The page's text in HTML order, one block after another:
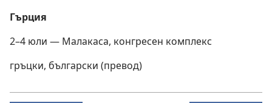
Гърция
2–4 юли — Малакаса, конгресен комплекс
гръцки, български (превод)